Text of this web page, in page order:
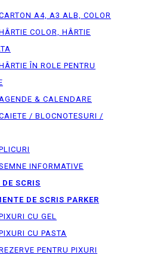
A4, A3 ALB, COLOR
COLOR, HÂRTIE
ÎN ROLE PENTRU
& CALENDARE
/ BLOCNOTESURI /
INFORMATIVE
SCRIS
DE SCRIS PARKER
CU GEL
CU PASTA
PENTRU PIXURI